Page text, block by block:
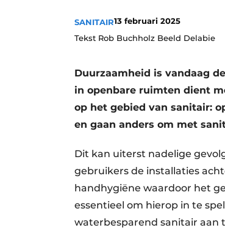
Vacatures
SANITAIR13 februari 2025
Tekst Rob Buchholz Beeld Delabie
Duurzaamheid is vandaag
in openbare ruimten dient
op het gebied van sanitair:
en gaan anders om met
Dit kan uiterst nadelige
gebruikers de installaties
handhygiëne waardoor het
essentieel om hierop in te
waterbesparend sanitair aan